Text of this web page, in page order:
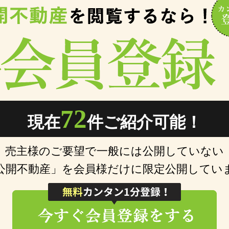
現在72件ご紹介可能！
売主様のご要望で一般には公開していない
開不動産」を会員様だけに限定公開してい